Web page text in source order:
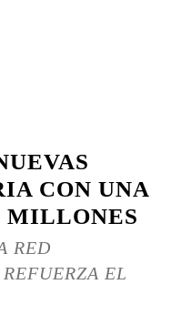
CON UNA
MILLONES
RED
EL